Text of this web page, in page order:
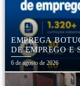
EMPREGA
DE EMPREGO E
CADASTRADOS
6 de agosto de 2026